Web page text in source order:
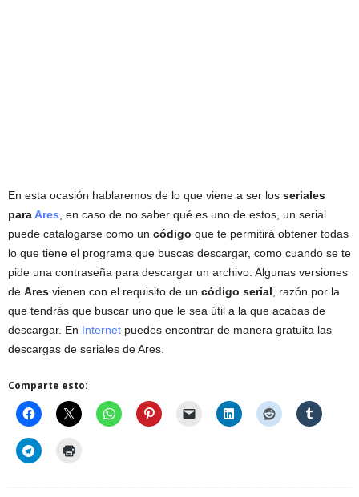
En esta ocasión hablaremos de lo que viene a ser los seriales
para Ares , en caso de no saber qué es uno de estos, un serial
puede catalogarse como un código que te permitirá obtener todas
lo que tiene el programa que buscas descargar, como cuando se te
pide una contraseña para descargar un archivo. Algunas versiones
de Ares vienen con el requisito de un código serial , razón por la
que tendrás que buscar uno que le sea útil a la que acabas de
descargar. En Internet puedes encontrar de manera gratuita las
descargas de seriales de Ares.
Comparte esto: